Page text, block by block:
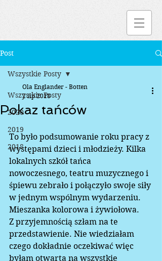
Post
Wszystkie Posty
2020
2019
2018
Wszystkie Posty
Pokaz tańców
Ola Englander - Botten
2 lip 2018
To było podsumowanie roku pracy z
występami dzieci i młodzieży. Kilka
lokalnych szkół tańca
nowoczesnego, teatru muzycznego i
śpiewu zebrało i połączyło swoje siły
w jednym wspólnym wydarzeniu.
Mieszanka kolorowa i żywiołowa.
Z przyjemnością szłam na te
przedstawienie. Nie wiedziałam
czego dokładnie oczekiwać więc
byłam otwarta na wszystkie